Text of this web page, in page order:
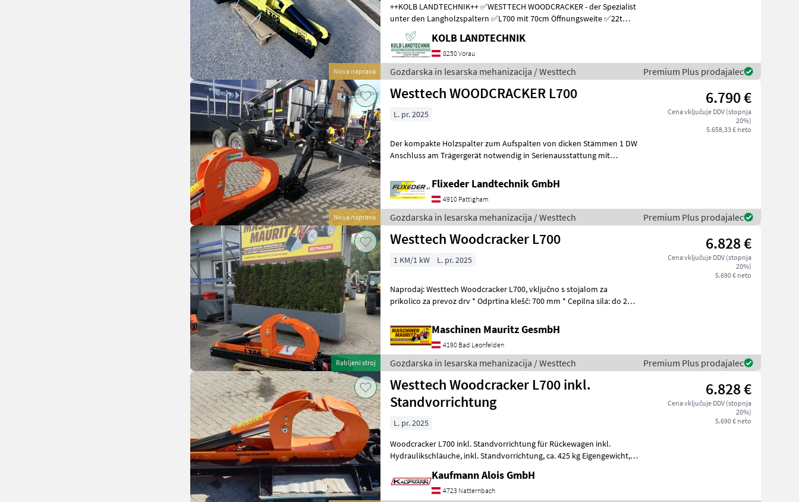
Nova naprava
++KOLB LANDTECHNIK++ ✅WESTTECH WOODCRACKER - der Spezialist
unter den Langholzspaltern ✅L700 mit 70cm Öffnungsweite ✅22t
Spaltkraft - starker Hydraulikzylin
KOLB LANDTECHNIK
8250 Vorau
Gozdarska in lesarska mehanizacija / Westtech Premium Plus prodajalec
Nova naprava
Westtech WOODCRACKER L700 6.790 €
Cena vključuje DDV (stopnja
20%)
5.658,33 € neto
L. pr. 2025
Der kompakte Holzspalter zum Aufspalten von dicken Stämmen 1 DW
Anschluss am Trägergerät notwendig in Serienausstattung mit
Flixeder Landtechnik GmbH
4910 Pattigham
Gozdarska in lesarska mehanizacija / Westtech Premium Plus prodajalec
Rabljeni stroj
Westtech Woodcracker L700 6.828 €
Cena vključuje DDV (stopnja
20%)
5.690 € neto
1 KM/1 kW L. pr. 2025
Naprodaj: Westtech Woodcracker L700, vključno s stojalom za
prikolico za prevoz drv * Odprtina klešč: 700 mm * Cepilna sila: do 22T
Maschinen Mauritz GesmbH
4190 Bad Leonfelden
Gozdarska in lesarska mehanizacija / Westtech Premium Plus prodajalec
Westtech Woodcracker L700 inkl.
Standvorrichtung
6.828 €
Cena vključuje DDV (stopnja
20%)
5.690 € neto
L. pr. 2025
Woodcracker L700 inkl. Standvorrichtung für Rückewagen inkl.
Hydraulikschläuche, inkl. Standvorrichtung, ca. 425 kg Eigengewicht,
Kaufmann Alois GmbH
4723 Natternbach